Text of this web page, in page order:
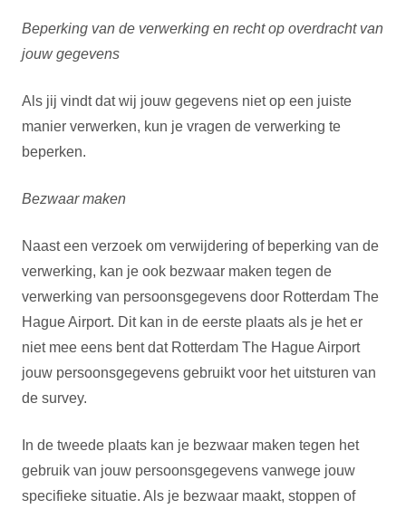
Beperking van de verwerking en recht op overdracht van
jouw gegevens
Als jij vindt dat wij jouw gegevens niet op een juiste
manier verwerken, kun je vragen de verwerking te
beperken.
Bezwaar maken
Naast een verzoek om verwijdering of beperking van de
verwerking, kan je ook bezwaar maken tegen de
verwerking van persoonsgegevens door Rotterdam The
Hague Airport. Dit kan in de eerste plaats als je het er
niet mee eens bent dat Rotterdam The Hague Airport
jouw persoonsgegevens gebruikt voor het uitsturen van
de survey.
In de tweede plaats kan je bezwaar maken tegen het
gebruik van jouw persoonsgegevens vanwege jouw
specifieke situatie. Als je bezwaar maakt, stoppen of